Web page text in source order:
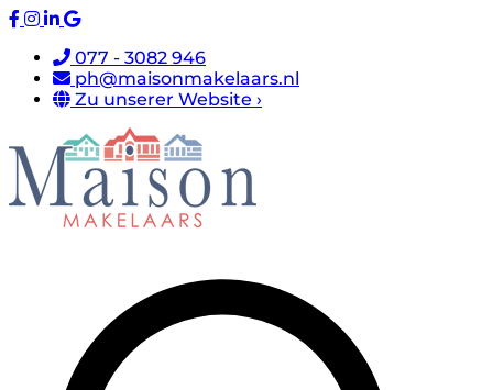
077 - 3082 946
ph@maisonmakelaars.nl
Zu unserer Website ›